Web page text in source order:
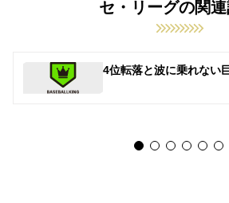
セ・リーグの関
4位転落と波に乗れない